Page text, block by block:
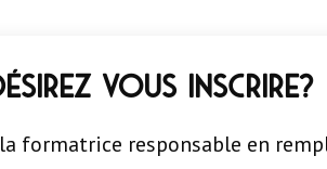
vous inscrire?
formatrice responsable en